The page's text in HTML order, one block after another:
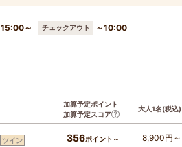
15:00～ チェックアウト
～10:00
加算予定ポイント
加算予定スコア
大人1名(税込)
ツイン 356ポイント～
8,900円～